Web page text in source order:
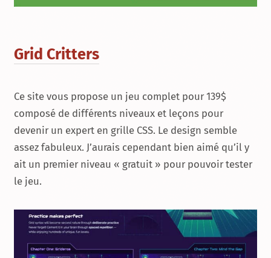
Grid Critters
Ce site vous propose un jeu complet pour 139$
composé de différents niveaux et leçons pour
devenir un expert en grille CSS. Le design semble
assez fabuleux. J’aurais cependant bien aimé qu’il y
ait un premier niveau « gratuit » pour pouvoir tester
le jeu.